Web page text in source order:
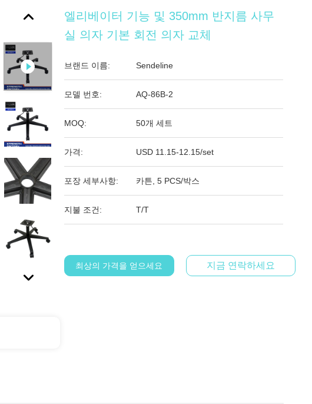
엘리베이터 기능 및 350mm 반지름 사무
실 의자 기본 회전 의자 교체
브랜드 이름: Sendeline
모델 번호: AQ-86B-2
MOQ: 50개 세트
가격: USD 11.15-12.15/set
포장 세부사항: 카튼, 5 PCS/박스
지불 조건: T/T
최상의 가격을 얻으세요 지금 연락하세요